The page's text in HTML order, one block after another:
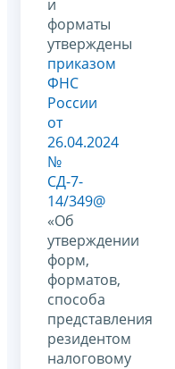
и
форматы
утверждены
приказом
ФНС
России
от
26.04.2024
№
СД-7-
14/349@
«Об
утверждении
форм,
форматов,
способа
представления
резидентом
налоговому